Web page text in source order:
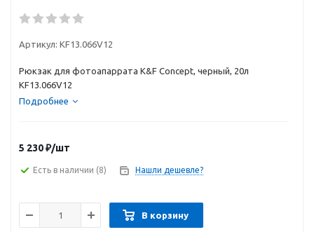
Артикул: KF13.066V12
Рюкзак для фотоапаррата K&F Concept, черный, 20л
KF13.066V12
Подробнее
5 230₽/шт
Есть в наличии (8) Нашли дешевле?
В корзину